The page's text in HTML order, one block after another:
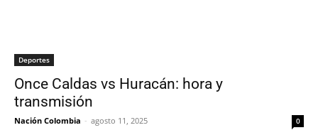
Deportes
Once Caldas vs Huracán: hora y
transmisión
Nación Colombia - agosto 11, 2025 0